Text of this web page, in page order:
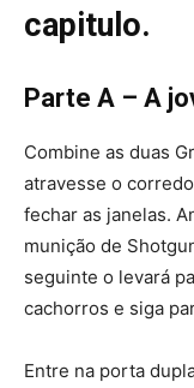
capitulo.
Parte A – A
Combine as duas
atravesse o
fechar as janelas.
munição de
seguinte o levará
cachorros e siga
Entre na porta